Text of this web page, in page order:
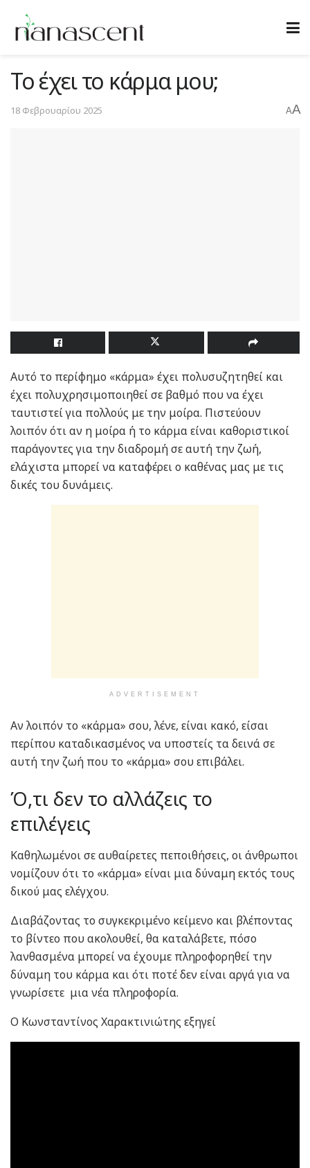
Το έχει το κάρμα μου;
18 Φεβρουαρίου 2025 AA
Αυτό το περίφημο «κάρμα» έχει πολυσυζητηθεί και
έχει πολυχρησιμοποιηθεί σε βαθμό που να έχει
ταυτιστεί για πολλούς με την μοίρα. Πιστεύουν
λοιπόν ότι αν η μοίρα ή το κάρμα είναι καθοριστικοί
παράγοντες για την διαδρομή σε αυτή την ζωή,
ελάχιστα μπορεί να καταφέρει ο καθένας μας με τις
δικές του δυνάμεις.
ADVERTISEMENT
Αν λοιπόν το «κάρμα» σου, λένε, είναι κακό, είσαι
περίπου καταδικασμένος να υποστείς τα δεινά σε
αυτή την ζωή που το «κάρμα» σου επιβάλει.
Ό,τι δεν το αλλάζεις το
επιλέγεις
Καθηλωμένοι σε αυθαίρετες πεποιθήσεις, οι άνθρωποι
νομίζουν ότι το «κάρμα» είναι μια δύναμη εκτός τους
δικού μας ελέγχου.
Διαβάζοντας το συγκεκριμένο κείμενο και βλέποντας
το βίντεο που ακολουθεί, θα καταλάβετε, πόσο
λανθασμένα μπορεί να έχουμε πληροφορηθεί την
δύναμη του κάρμα και ότι ποτέ δεν είναι αργά για να
γνωρίσετε μια νέα πληροφορία.
Ο Κωνσταντίνος Χαρακτινιώτης εξηγεί